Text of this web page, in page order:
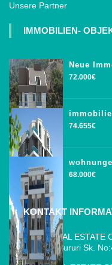
Unsere Partner
IMMOBILIEN-
Neue
72.000€
74.655€
68.000€
KONTAKT
ISTANBUL REAL
Park, Cemal Sururi Sk.